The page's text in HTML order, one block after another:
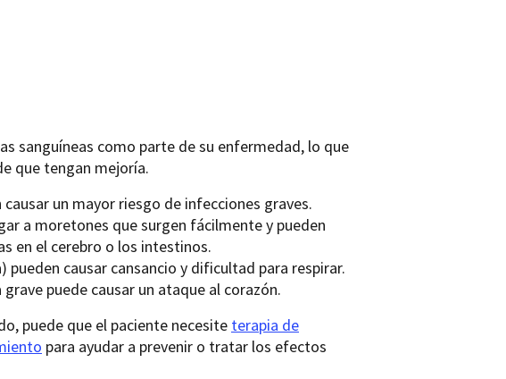
sanguíneas como parte de su enfermedad, lo que
que tengan mejoría.
un mayor riesgo de infecciones graves.
a moretones que surgen fácilmente y pueden
en el cerebro o los intestinos.
causar cansancio y dificultad para respirar.
puede causar un ataque al corazón.
puede que el paciente necesite terapia de
para ayudar a prevenir o tratar los efectos